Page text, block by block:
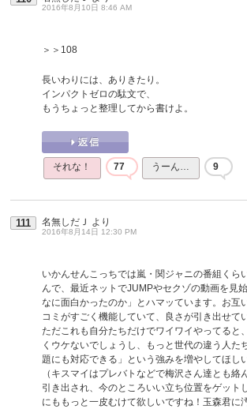
2016年8月10日 8:46 AM
＞＞108
長いわりには、ありきたり。
インパクトゼロの駄文で、
もうちょっと整理してから書けよ。
それな！ 77 うーん… 9
111 名無しだＪ より
2016年8月14日 12:30 PM
いかんせんこっちでは嵐・関ジャニの番組くら
んで、最近ネットでJUMPやセクゾの動画を見
なに面白かったのか」とハマッています。お互
コミがすごく機能していて、良さが引き出せて
ただこれも自分たちだけでワイワイやってると
くウケないでしょうし、もっと世代の違う人た
題にも対応できる」という強みを増やしてほしい
（キスマイはプレバトなどで梅沢さん達とも絡
引き出され、今のところいい立ち位置をゲット
にももっと一皮むけて欲しいですね！玉森君に